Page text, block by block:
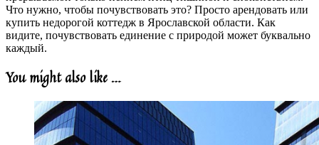
Что нужно, чтобы почувствовать это? Просто арендовать или
купить недорогой коттедж в Ярославской области. Как
видите, почувствовать единение с природой может буквально
каждый.
You might also like …